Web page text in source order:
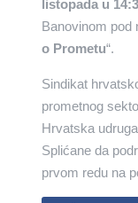
listopada u
Banovinom pod
o Prometu“.
Sindikat
prometnog
Hrvatska
Splićane da
prvom redu na